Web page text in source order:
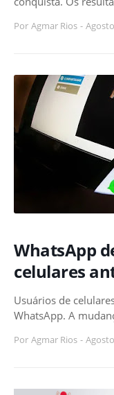
Por Agmar Rios -
WhatsApp
celulares
Usuários de
WhatsApp. A
Por Agmar Rios -